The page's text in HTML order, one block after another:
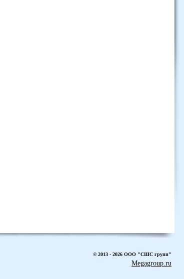
© 2013 - 2026 ООО "СШС групп"
Megagroup.ru